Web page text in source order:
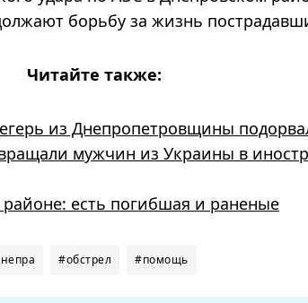
борьбу за жизнь
Читайте также:
из Днепропетровщины
мужчин из Украины в
есть погибшая и раненые
#обстрел #помощь